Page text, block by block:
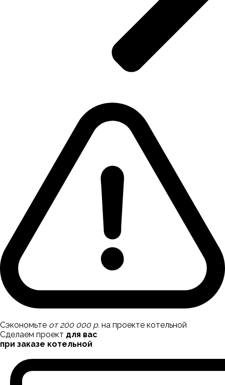
Сэкономьте от 200 000 р. на проекте котельной
Сделаем проект для вас
при заказе котельной